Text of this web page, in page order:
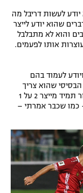
לעשות דריבל מה
שהוא יודע לייצר
והוא לא מתבלבל
אותו לפעמים.
לעמוד בהם
שהוא צריך
מזל זה פציעות. השילוב של רביבו, גלוך ומנור תמיד מייצר 2 על 1
כמו שכבר אמרתי –